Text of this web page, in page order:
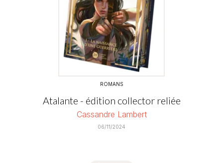
ROMANS
Atalante - édition collector reliée
Cassandre Lambert
06/11/2024